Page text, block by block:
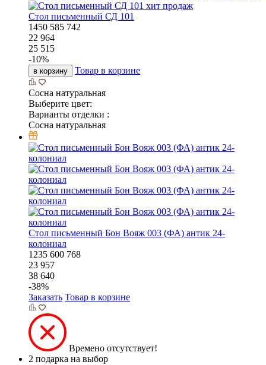
хит продаж
Стол письменный СД 101
1450 585 742
22 964
25 515
-10%
в корзину Товар в корзине
Сосна натуральная
Выберите цвет:
Варианты отделки :
Сосна натуральная
Стол письменный Бон Вояж 003 (ФА) антик 24-
колониал
1235 600 768
23 957
38 640
-38%
Заказать Товар в корзине
Времено отсутствует!
2 подарка на выбор